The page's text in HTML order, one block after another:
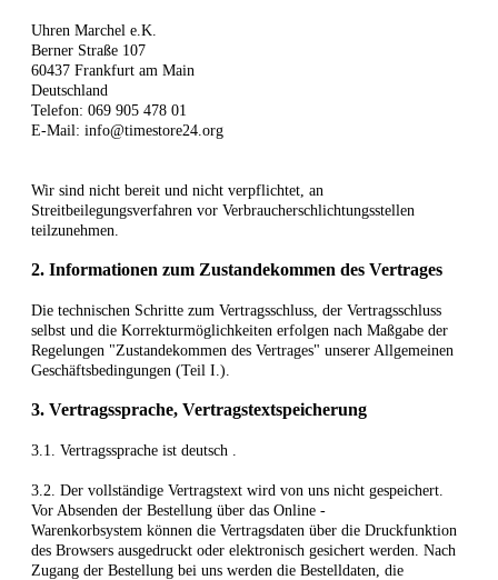
Uhren Marchel e.K.
Berner Straße 107
60437 Frankfurt am Main
Deutschland
Telefon: 069 905 478 01
E-Mail: info@timestore24.org
Wir sind nicht bereit und nicht verpflichtet, an
Streitbeilegungsverfahren vor Verbraucherschlichtungsstellen
teilzunehmen.
2. Informationen zum Zustandekommen des Vertrages
Die technischen Schritte zum Vertragsschluss, der Vertragsschluss
selbst und die Korrekturmöglichkeiten erfolgen nach Maßgabe der
Regelungen "Zustandekommen des Vertrages" unserer Allgemeinen
Geschäftsbedingungen (Teil I.).
3. Vertragssprache, Vertragstextspeicherung
3.1. Vertragssprache ist deutsch
3.2. Der vollständige Vertragstext wird von uns nicht gespeichert.
Vor Absenden der Bestellung über das Online -
Warenkorbsystem können die Vertragsdaten über die Druckfunktion
des Browsers ausgedruckt oder elektronisch gesichert werden. Nach
Zugang der Bestellung bei uns werden die Bestelldaten, die